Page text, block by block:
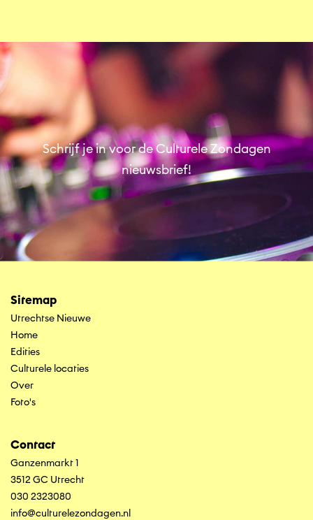
Schrijf je in voor de Culturele Zondagen
nieuwsbrief!
Sitemap
Utrechtse Nieuwe
Home
Edities
Culturele locaties
Over
Foto's
Contact
Ganzenmarkt 1
3512 GC Utrecht
030 2323080
info@culturelezondagen.nl